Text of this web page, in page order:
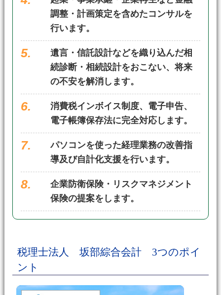
調整・計画策定を含めたコンサルを
行います。
遺言・信託設計などを織り込んだ相
続診断・相続設計をおこない、将来
の不安を解消します。
消費税インボイス制度、電子申告、
電子帳簿保存法に完全対応します。
パソコンを使った経理業務の改善指
導及び自計化支援を行います。
企業防衛保険・リスクマネジメント
保険の提案をします。
税理士法人 坂部綜合会計 3つのポイ
ント